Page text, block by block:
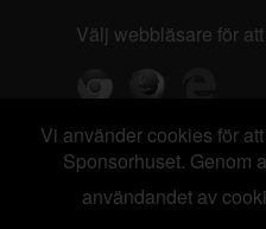
Välj webbläsare för
Vi använder cookies för
Sponsorhuset. Genom
användandet av